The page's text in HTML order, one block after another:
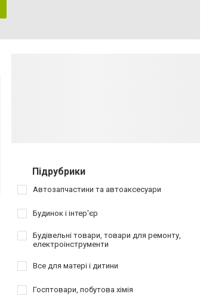
Підрубрики
Автозапчастини та автоаксесуари
Будинок і інтер'єр
Будівельні товари, товари для ремонту,
електроінструменти
Все для матері і дитини
Госптовари, побутова хімія